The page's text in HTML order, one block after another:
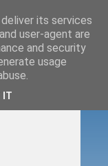
its services
user-agent are
and security
usage
IT